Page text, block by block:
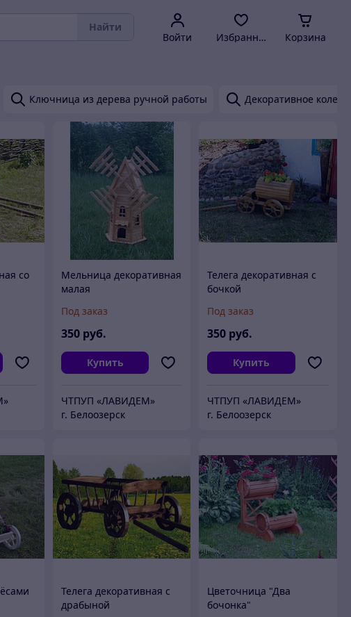
Найти
Войти Избранное Корзина
Ключница из дерева ручной работы Декоративное колесо
со
Мельница декоративная
малая
Под заказ
350 руб.
Купить
ЧТПУП «ЛАВИДЕМ»
г. Белоозерск
Телега декоративная с
бочкой
Под заказ
350 руб.
Купить
ЧТПУП «ЛАВИДЕМ»
г. Белоозерск
Телега декоративная с
драбыной
Цветочница "Два
бочонка"